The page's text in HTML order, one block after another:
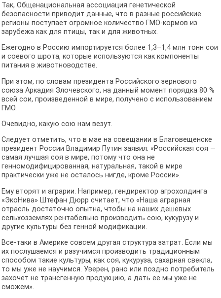
Так, Общенациональная ассоциация генетической
безопасности приводит данные, что в разные российские
регионы поступает огромное количество ГМО-кормов из
зарубежа как для птицы, так и для животных.
Ежегодно в Россию импортируется более 1,3–1,4 млн тонн сои
и соевого шрота, которые используются как компоненты
питания в животноводстве.
При этом, по словам президента Российского зернового
союза Аркадия Злочевского, на данный момент порядка 80 %
всей сои, произведенной в мире, получено с использованием
ГМО.
Очевидно, какую сою нам везут.
Следует отметить, что в мае на совещании в Благовещенске
президент России Владимир Путин заявил: «Российская соя —
самая лучшая соя в мире, потому что она не
генномодифицированная, натуральная, такой в мире
практически уже не осталось нигде, кроме России».
Ему вторят и аграрии. Например, гендиректор агрохолдинга
«ЭкоНива» Штефан Дюрр считает, что «Наша аграрная
отрасль достаточно опытна, чтобы на наших дешевых
сельхозземлях рентабельно производить сою, кукурузу и
другие культуры без генной модификации.
Все-таки в Америке совсем другая структура затрат. Если мы
их послушаемся и разучимся производить традиционным
способом такие культуры, как соя, кукуруза, сахарная свекла,
то мы уже не научимся. Уверен, рано или поздно потребитель
захочет не трансгенную продукцию, а дать ее мы уже не
сможем».